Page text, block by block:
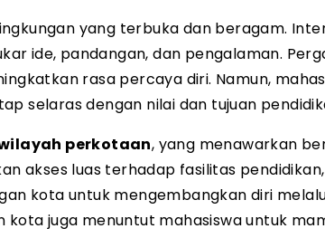
yang terbuka dan beragam.
ide, pandangan, dan pengalaman.
rasa percaya diri. Namun,
selaras dengan nilai dan tujuan
perkotaan, yang menawarkan
akses luas terhadap fasilitas
kota untuk mengembangkan diri
kota juga menuntut mahasiswa untuk